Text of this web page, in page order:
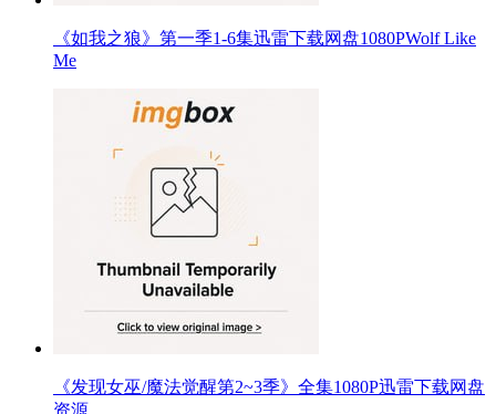
《如我之狼》第一季1-6集迅雷下载网盘1080PWolf Like
Me
《发现女巫/魔法觉醒第2~3季》全集1080P迅雷下载网盘
资源